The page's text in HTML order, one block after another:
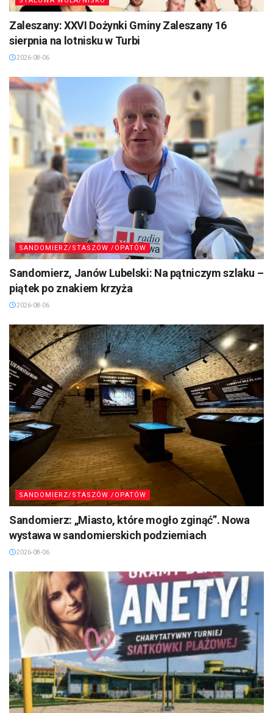
Zaleszany: XXVI Dożynki Gminy Zaleszany 16
sierpnia na lotnisku w Turbi
2026-08-06
SANDOMIERZ/STASZÓW /OPATÓW
Sandomierz, Janów Lubelski: Na pątniczym szlaku –
piątek po znakiem krzyża
2026-08-06
SANDOMIERZ/STASZÓW /OPATÓW
Sandomierz: „Miasto, które mogło zginąć”. Nowa
wystawa w sandomierskich podziemiach
2026-08-06